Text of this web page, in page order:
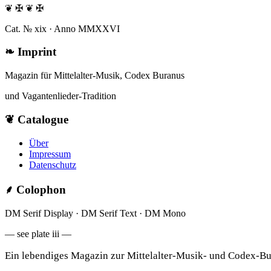
❦ ✠ ❦ ✠
Cat. № xix · Anno MMXXVI
❧ Imprint
Magazin für Mittelalter-Musik, Codex Buranus
und Vagantenlieder-Tradition
❦ Catalogue
Über
Impressum
Datenschutz
⸙ Colophon
DM Serif Display · DM Serif Text · DM Mono
— see plate iii —
Ein lebendiges Magazin zur Mittelalter-Musik- und Codex-